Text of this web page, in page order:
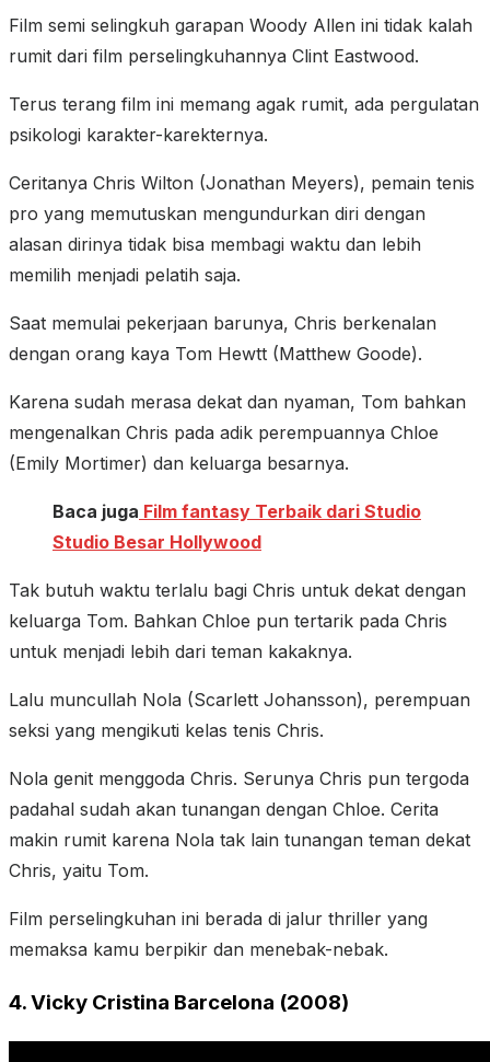
Film semi selingkuh garapan Woody Allen ini tidak kalah
rumit dari film perselingkuhannya Clint Eastwood.
Terus terang film ini memang agak rumit, ada pergulatan
psikologi karakter-karekternya.
Ceritanya Chris Wilton (Jonathan Meyers), pemain tenis
pro yang memutuskan mengundurkan diri dengan
alasan dirinya tidak bisa membagi waktu dan lebih
memilih menjadi pelatih saja.
Saat memulai pekerjaan barunya, Chris berkenalan
dengan orang kaya Tom Hewtt (Matthew Goode).
Karena sudah merasa dekat dan nyaman, Tom bahkan
mengenalkan Chris pada adik perempuannya Chloe
(Emily Mortimer) dan keluarga besarnya.
Baca juga Film fantasy Terbaik dari Studio
Studio Besar Hollywood
Tak butuh waktu terlalu bagi Chris untuk dekat dengan
keluarga Tom. Bahkan Chloe pun tertarik pada Chris
untuk menjadi lebih dari teman kakaknya.
Lalu muncullah Nola (Scarlett Johansson), perempuan
seksi yang mengikuti kelas tenis Chris.
Nola genit menggoda Chris. Serunya Chris pun tergoda
padahal sudah akan tunangan dengan Chloe. Cerita
makin rumit karena Nola tak lain tunangan teman dekat
Chris, yaitu Tom.
Film perselingkuhan ini berada di jalur thriller yang
memaksa kamu berpikir dan menebak-nebak.
4. Vicky Cristina Barcelona (2008)